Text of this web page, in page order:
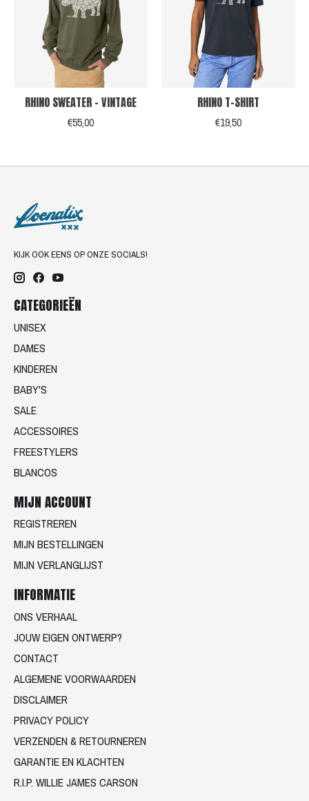
RHINO SWEATER - VINTAGE
€55,00
RHINO T-SHIRT
€19,50
KIJK OOK EENS OP ONZE SOCIALS!
CATEGORIEËN
UNISEX
DAMES
KINDEREN
BABY'S
SALE
ACCESSOIRES
FREESTYLERS
BLANCOS
MIJN ACCOUNT
REGISTREREN
MIJN BESTELLINGEN
MIJN VERLANGLIJST
INFORMATIE
ONS VERHAAL
JOUW EIGEN ONTWERP?
CONTACT
ALGEMENE VOORWAARDEN
DISCLAIMER
PRIVACY POLICY
VERZENDEN & RETOURNEREN
GARANTIE EN KLACHTEN
R.I.P. WILLIE JAMES CARSON